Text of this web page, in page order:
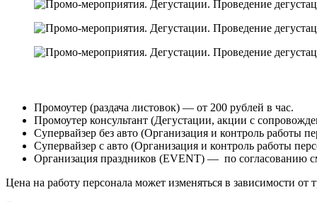
Промоутер (раздача листовок) — от 200 рублей в час.
Промоутер консультант (Дегустации, акции с
Супервайзер без авто (Организация и контроль работы
Супервайзер с авто (Организация и контроль работы
Организация праздников (EVENT) — по согласованию
Цена на работу персонала может изменяться в зависимости